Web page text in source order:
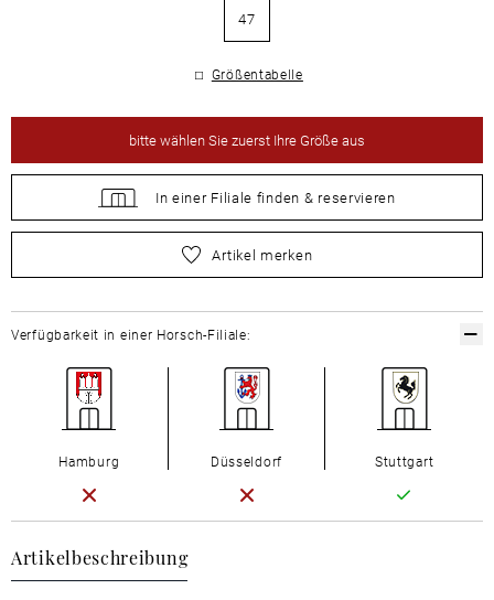
47
Größentabelle
bittewählen Sie zuerst Ihre Größe aus
In einer Filiale finden & reservieren
wählen Sie zuerst Ihre Größe aus
Artikel merken
Artikelbeschreibung
Verfügbarkeit in einer Horsch-Filiale:
Hamburg Düsseldorf Stuttgart